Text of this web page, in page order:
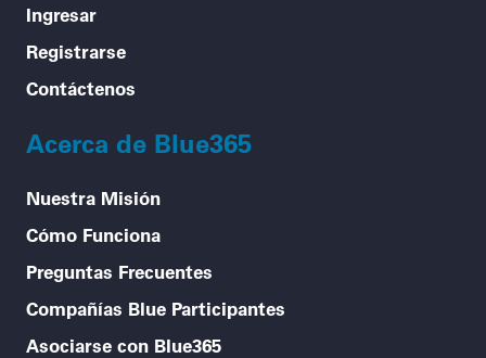
Ingresar
Registrarse
Contáctenos
Acerca de Blue365
Nuestra Misión
Cómo Funciona
Preguntas Frecuentes
Compañías Blue Participantes
Asociarse con Blue365